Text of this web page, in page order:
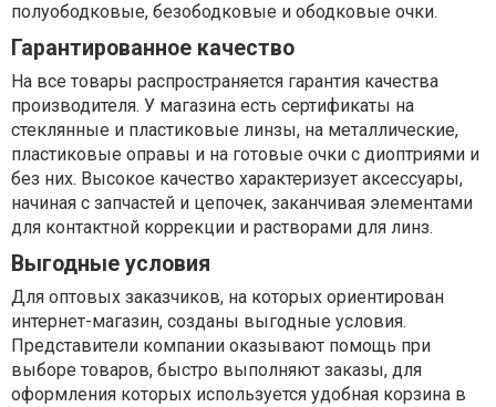
полуободковые, безободковые и ободковые очки.
Гарантированное качество
На все товары распространяется гарантия качества
производителя. У магазина есть сертификаты на
стеклянные и пластиковые линзы, на металлические,
пластиковые оправы и на готовые очки с диоптриями и
без них. Высокое качество характеризует аксессуары,
начиная с запчастей и цепочек, заканчивая элементами
для контактной коррекции и растворами для линз.
Выгодные условия
Для оптовых заказчиков, на которых ориентирован
интернет-магазин, созданы выгодные условия.
Представители компании оказывают помощь при
выборе товаров, быстро выполняют заказы, для
оформления которых используется удобная корзина в